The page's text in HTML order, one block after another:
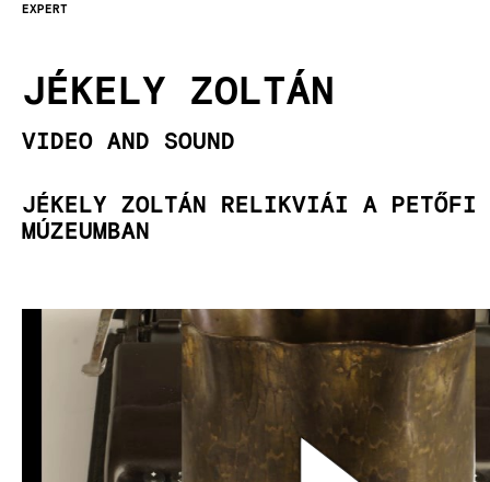
EXPERT
JÉKELY ZOLTÁN
VIDEO AND SOUND
JÉKELY ZOLTÁN RELIKVIÁI A PETŐFI
MÚZEUMBAN